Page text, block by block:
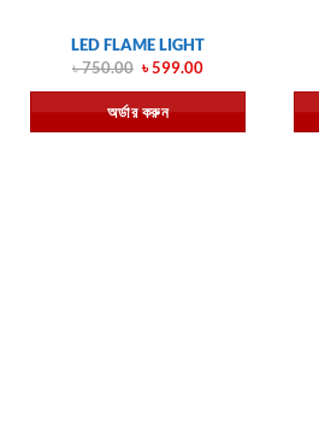
LED FLAME LIGHT
৳750.00 Original
was:
৳ 750.00.
৳599.00Current
is:
৳ 599.00.
অর্ডার করুন